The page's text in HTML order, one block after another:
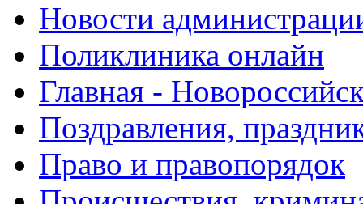
Новости
Поликлиника онлайн
Главная -
Поздравления,
Право и правопорядок